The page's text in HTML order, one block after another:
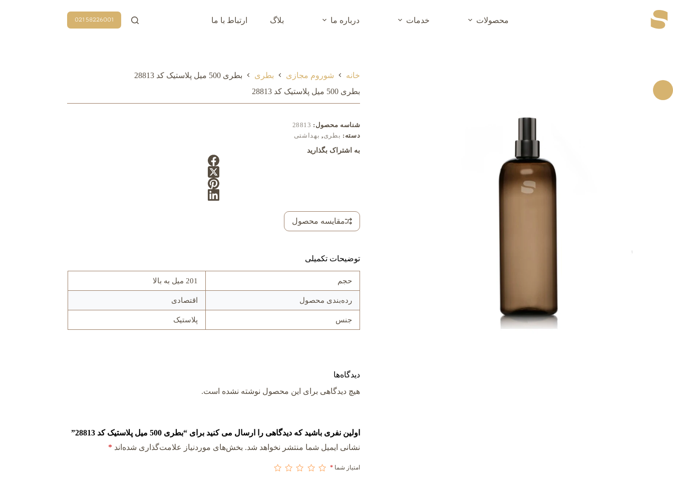
به
محتوا
محصولات خدمات درباره ما بلاگ ارتباط با ما 58226001 021
خانه شوروم مجازی بطری
بطری 500 میل پلاستیک کد 28813
بطری 500 میل پلاستیک کد 28813
شناسه محصول: 28813
دسته: بطری, بهداشتی
به اشتراک بگذارید
مقایسه محصول
توضیحات تکمیلی
حجم 201 میل به بالا
رده‌بندی محصول اقتصادی
جنس پلاستیک
دیدگاه‌ها
هیچ دیدگاهی برای این محصول نوشته نشده است.
اولین نفری باشید که دیدگاهی را ارسال می کنید برای “بطری 500 میل پلاستیک کد 28813”
نشانی ایمیل شما منتشر نخواهد شد. بخش‌های موردنیاز علامت‌گذاری شده‌اند *
امتیاز شما *